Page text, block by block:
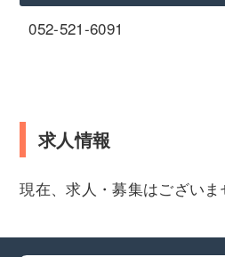
052-521-6091
求人情報
現在、求人・募集はございま